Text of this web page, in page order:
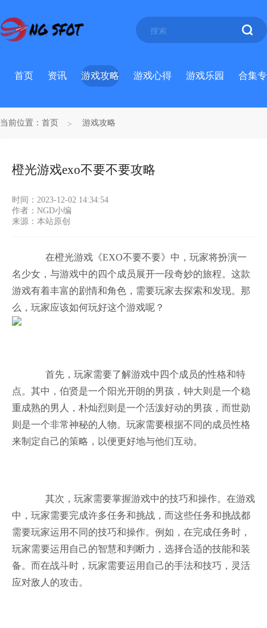
首页 资讯 游戏攻略 游戏心得 游戏乐园 合集
当前位置： 首页 游戏攻略
橙光游戏exo不要不要攻略
时间：2023-12-02 14:34:54
作者：NGD小编
来源：本站原创
在橙光游戏《EXO不要不要》中，玩家将扮演一
名少女，与游戏中的四个成员展开一段奇妙的旅程。这款
游戏有着丰富的剧情和角色，需要玩家去探索和发现。那
么，玩家应该如何玩好这个游戏呢？
首先，玩家需要了解游戏中四个成员的性格和特
点。其中，伯贤是一个阳光开朗的男孩，钟大则是一个稳
重成熟的男人，朴灿烈则是一个活泼好动的男孩，而世勋
则是一个非常神秘的人物。玩家需要根据不同的成员性格
来制定自己的策略，以便更好地与他们互动。
其次，玩家需要掌握游戏中的技巧和操作。在游戏
中，玩家需要完成许多任务和挑战，而这些任务和挑战都
需要玩家运用不同的技巧和操作。例如，在完成任务时，
玩家需要运用自己的智慧和判断力，选择合适的技能和装
备。而在战斗时，玩家需要运用自己的手法和技巧，灵活
应对敌人的攻击。